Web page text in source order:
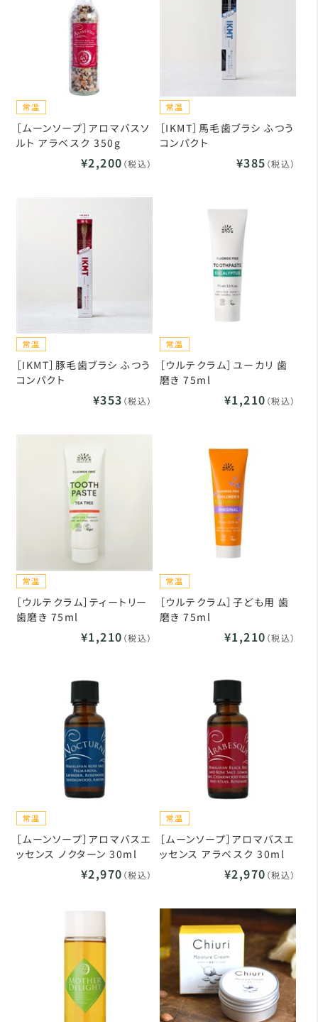
［ムーンソープ］アロマバスソ
ルト アラベスク 350g
¥2,200 （税込）
［IKMT］馬毛歯ブラシ ふつう
コンパクト
¥385 （税込）
［IKMT］豚毛歯ブラシ ふつう
コンパクト
¥353 （税込）
［ウルテクラム］ユーカリ 歯
磨き 75ml
¥1,210 （税込）
［ウルテクラム］ティートリー
歯磨き 75ml
¥1,210 （税込）
［ウルテクラム］子ども用 歯
磨き 75ml
¥1,210 （税込）
［ムーンソープ］アロマバスエ
ッセンス ノクターン 30ml
¥2,970 （税込）
［ムーンソープ］アロマバスエ
ッセンス アラベスク 30ml
¥2,970 （税込）